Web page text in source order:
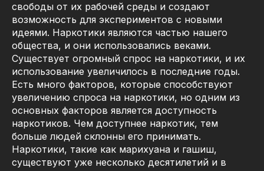
свободы от их рабочей среды и создают
возможность для экспериментов с новыми
идеями. Наркотики являются частью нашего
общества, и они использовались веками.
Существует огромный спрос на наркотики, и их
использование увеличилось в последние годы.
Есть много факторов, которые способствуют
увеличению спроса на наркотики, но одним из
основных факторов является доступность
наркотиков. Чем доступнее наркотик, тем
больше людей склонны его принимать.
Наркотики, такие как марихуана и гашиш,
существуют уже несколько десятилетий и в